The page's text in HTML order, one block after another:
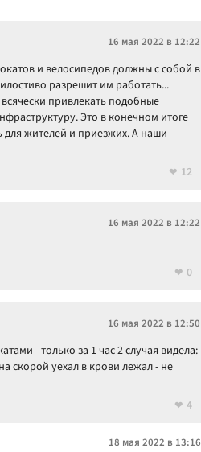
16 мая 2022 в 12:22
и велосипедов должны с собой в
разрешит им работать...
привлекать подобные
Это в конечном итоге
для жителей и приезжих. А наши
12
16 мая 2022 в 12:22
0
16 мая 2022 в 12:50
- только за 1 час 2 случая видела:
скорой уехал в крови лежал - не
4
18 мая 2022 в 13:16